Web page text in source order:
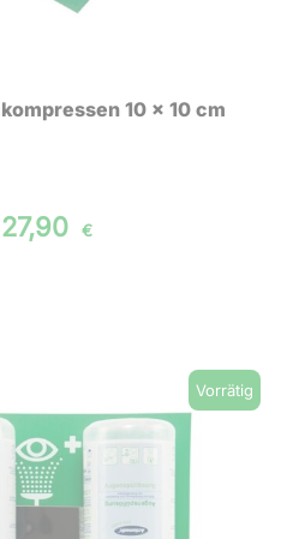
10 x 10 cm
27,90 €
Vorrätig